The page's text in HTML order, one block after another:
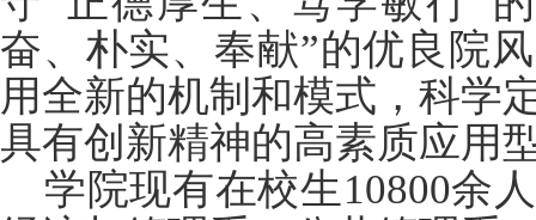
奋、朴实、奉献”的优良院
用全新的机制和模式，科学
具有创新精神的高素质应用
学院现有在校生10800余